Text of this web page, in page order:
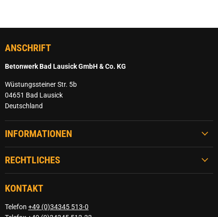
ANSCHRIFT
Betonwerk Bad Lausick GmbH & Co. KG
Wüstungssteiner Str. 5b
04651 Bad Lausick
Deutschland
INFORMATIONEN
RECHTLICHES
KONTAKT
Telefon +49 (0)34345 513-0